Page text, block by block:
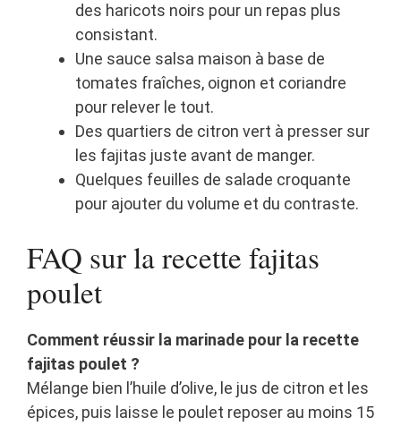
des haricots noirs pour un repas plus
consistant.
Une sauce salsa maison à base de
tomates fraîches, oignon et coriandre
pour relever le tout.
Des quartiers de citron vert à presser sur
les fajitas juste avant de manger.
Quelques feuilles de salade croquante
pour ajouter du volume et du contraste.
FAQ sur la recette fajitas
poulet
Comment réussir la marinade pour la recette
fajitas poulet ?
Mélange bien l’huile d’olive, le jus de citron et les
épices, puis laisse le poulet reposer au moins 15